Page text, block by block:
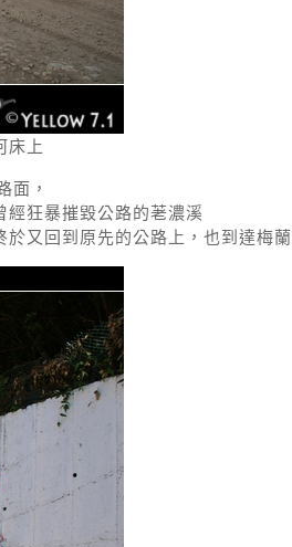
床上
面，
狂暴摧毀公路的荖濃溪
又回到原先的公路上，也到達梅蘭